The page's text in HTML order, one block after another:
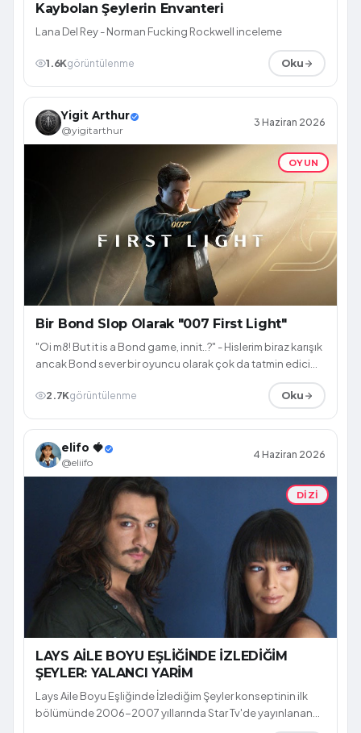
Kaybolan Şeylerin Envanteri
Lana Del Rey - Norman Fucking Rockwell inceleme
1.6Kgörüntülenme Oku
Yigit Arthur
@yigitarthur
3 Haziran 2026
OYUN
Bir Bond Slop Olarak "007 First Light"
"Oi m8! But it is a Bond game, innit..?" - Hislerim biraz karışık
ancak Bond sever bir oyuncu olarak çok da tatmin edici
2.7Kgörüntülenme Oku
elifo 🍓
@eliifo
4 Haziran 2026
DIZI
LAYS AİLE BOYU EŞLİĞİNDE İZLEDİĞİM
ŞEYLER: YALANCI YARİM
Lays Aile Boyu Eşliğinde İzlediğim Şeyler konseptinin ilk
bölümünde 2006-2007 yıllarında Star Tv'de yayınlanan